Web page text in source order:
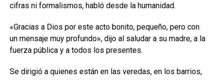
cifras ni formalismos, habló desde la humanidad.
«Gracias a Dios por este acto bonito, pequeño, pero con
un mensaje muy profundo», dijo al saludar a su madre, a la
fuerza pública y a todos los presentes.
Se dirigió a quienes están en las veredas, en los barrios,